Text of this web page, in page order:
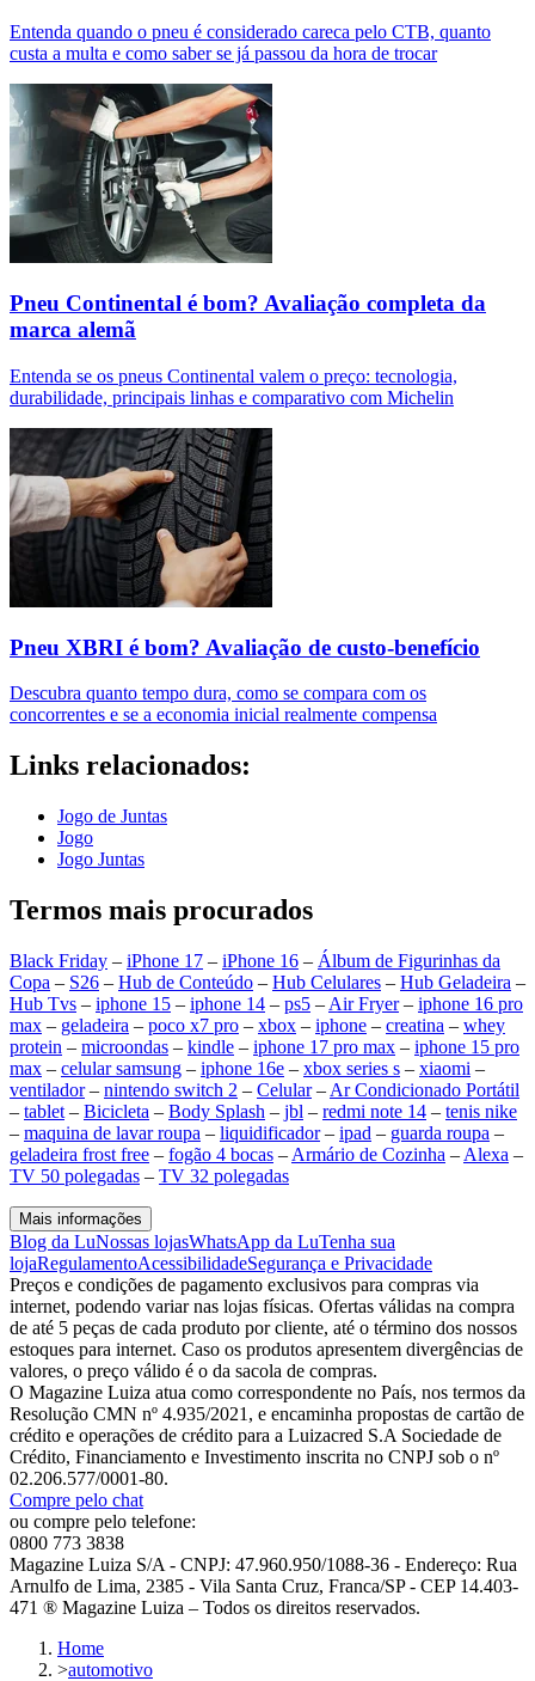
Entenda quando o pneu é considerado careca pelo CTB, quanto
custa a multa e como saber se já passou da hora de trocar
Pneu Continental é bom? Avaliação completa da
marca alemã
Entenda se os pneus Continental valem o preço: tecnologia,
durabilidade, principais linhas e comparativo com Michelin
Pneu XBRI é bom? Avaliação de custo-benefício
Descubra quanto tempo dura, como se compara com os
concorrentes e se a economia inicial realmente compensa
Links relacionados:
Jogo de Juntas
Jogo
Jogo Juntas
Termos mais procurados
Black Friday – iPhone 17 – iPhone 16 – Álbum de Figurinhas da
Copa – S26 – Hub de Conteúdo – Hub Celulares – Hub Geladeira –
Hub Tvs – iphone 15 – iphone 14 – ps5 – Air Fryer– iphone 16 pro
max – geladeira – poco x7 pro – xbox – iphone – creatina – whey
protein – microondas – kindle – iphone 17 pro max – iphone 15 pro
max – celular samsung – iphone 16e – xbox series s – xiaomi –
ventilador– nintendo switch 2 – Celular– Ar Condicionado Portátil
– tablet – Bicicleta – Body Splash – jbl – redmi note 14 – tenis nike
– maquina de lavar roupa – liquidificador– ipad – guarda roupa –
geladeira frost free – fogão 4 bocas – Armário de Cozinha – Alexa –
TV 50 polegadas – TV 32 polegadas
Mais informações
Blog da LuNossas lojasWhatsApp da LuTenha sua
lojaRegulamentoAcessibilidadeSegurança e Privacidade
Preços e condições de pagamento exclusivos para compras via
internet, podendo variar nas lojas físicas. Ofertas válidas na compra
de até 5 peças de cada produto por cliente, até o término dos nossos
estoques para internet. Caso os produtos apresentem divergências de
valores, o preço válido é o da sacola de compras.
O Magazine Luiza atua como correspondente no País, nos termos da
Resolução CMN nº 4.935/2021, e encaminha propostas de cartão de
crédito e operações de crédito para a Luizacred S.A Sociedade de
Crédito, Financiamento e Investimento inscrita no CNPJ sob o nº
02.206.577/0001-80.
Compre pelo chat
ou compre pelo telefone:
0800 773 3838
Magazine Luiza S/A - CNPJ: 47.960.950/1088-36 - Endereço: Rua
Arnulfo de Lima, 2385 - Vila Santa Cruz, Franca/SP - CEP 14.403-
471 ® Magazine Luiza – Todos os direitos reservados.
Home
>automotivo